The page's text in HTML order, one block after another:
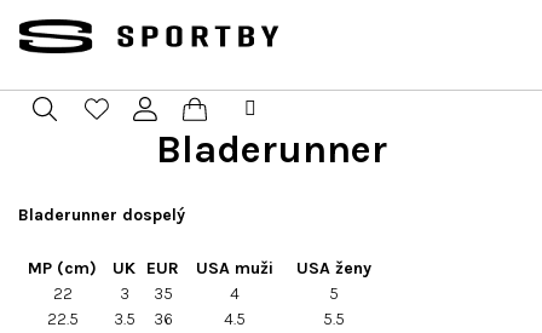
obsah
PrihlásenieNákupný
Bladerunner
Bladerunner dospelý
MP (cm) UK EUR USA muži
USA ženy
22
3 35 4
5
22.5
3.5 36 4.5
5.5